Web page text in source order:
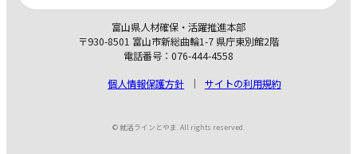
富山県人材確保・活躍推進本部
〒930-8501 富山市新総曲輪1-7 県庁東別館2階
電話番号：076-444-4558
個人情報保護方針
サイトの利用規約
© 就活ラインとやま. All rights reserved.